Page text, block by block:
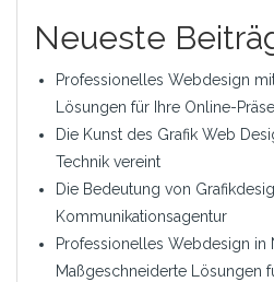
Neueste
Professionelles Webdesign
Lösungen für Ihre Online-
Die Kunst des Grafik Web
Technik vereint
Die Bedeutung von
Kommunikationsagentur
Professionelles Webdesign in
Maßgeschneiderte Lösungen